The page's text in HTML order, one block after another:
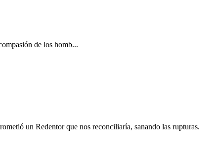
de los homb...
un Redentor que nos reconciliaría, sanando las rupturas.